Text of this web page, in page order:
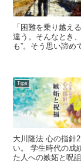
「困難を乗り越える」 🐻 「今置かれている環境が、自分
違う。そんなとき
も”。そう思い諦め
Tips
大川隆法 心の指針
い。 学生時代の成
た人への嫉妬と呪